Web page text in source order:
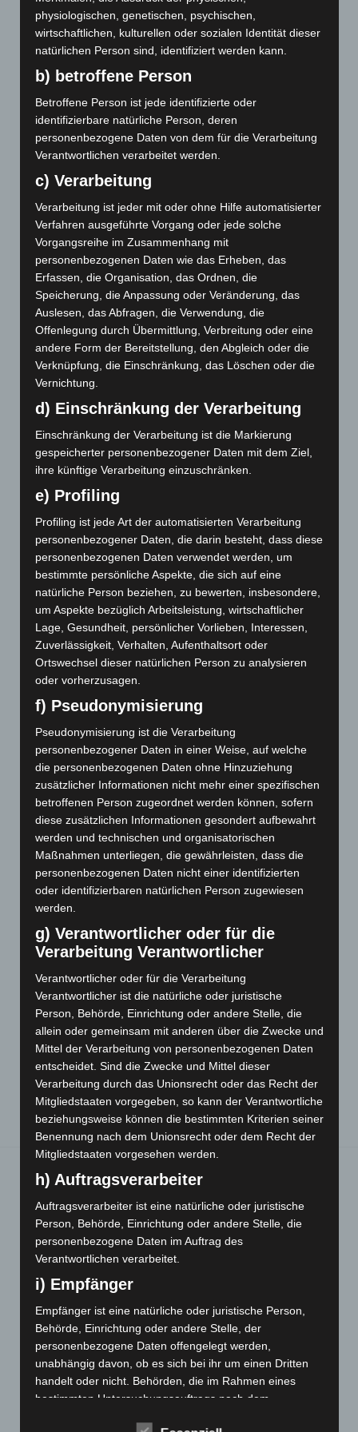
August 2019
Juli 2019
Juni 2019
Mai 2019
Februar 2019
Januar 2019
Oktober 2018
Juli 2018
Juni 2018
Mai 2018
April 2018
Februar 2018
Dezember 2017
November 2017
Abwehrmechanismen Achtsamkeit
Berührung
Bindungstheorie Embodiment Empathie Entwicklung
Entwicklungspsychologie Epigenetik
Gehirn Genetik Klima Klimakrise Kommunikation
Kriegsenkel
Kriegsenkelgruppe
Körperorientierte Psychotherapie
Körperpsychotherapie Leiblichkeit Meditation
Mentalisierung Mitgefühl
Neuroplastizität Phänomenologie
Psychoanalyse Psychosomatik
Psychotherapie
Psychotherapieforschung Resonanz Selbst
Spiritualität Sprache Synchronie
Systemische Therapie Therapie Training Trauma
Traumafolgestörung Umwelt Verkörperung
Soma Festival 2025
Die Psychosomatik erkundet das Selbst III
Die Psychosomatik erkundet das Selbst II
Die Psychosomatik erkundet das Selbst
Die Psychoanalyse erkundet Leiblichkeit
Sie finden mich hier:
Bernd Laserstein, Heilpraktiker, "The
European Certificate of Psychotherapy",
Schwarzwaldstraße 99, 79117 Freiburg,
Telefon: 0761-2172229 (AB)
physiologischen, genetischen, psychischen,
wirtschaftlichen, kulturellen oder sozialen Identität dieser
natürlichen Person sind, identifiziert werden kann.
b) betroffene Person
Betroffene Person ist jede identifizierte oder
identifizierbare natürliche Person, deren
personenbezogene Daten von dem für die Verarbeitung
Verantwortlichen verarbeitet werden.
c) Verarbeitung
Verarbeitung ist jeder mit oder ohne Hilfe automatisierter
Verfahren ausgeführte Vorgang oder jede solche
Vorgangsreihe im Zusammenhang mit
personenbezogenen Daten wie das Erheben, das
Erfassen, die Organisation, das Ordnen, die
Speicherung, die Anpassung oder Veränderung, das
Auslesen, das Abfragen, die Verwendung, die
Offenlegung durch Übermittlung, Verbreitung oder eine
andere Form der Bereitstellung, den Abgleich oder die
Verknüpfung, die Einschränkung, das Löschen oder die
Vernichtung.
d) Einschränkung der Verarbeitung
Einschränkung der Verarbeitung ist die Markierung
gespeicherter personenbezogener Daten mit dem Ziel,
ihre künftige Verarbeitung einzuschränken.
e) Profiling
Profiling ist jede Art der automatisierten Verarbeitung
personenbezogener Daten, die darin besteht, dass diese
personenbezogenen Daten verwendet werden, um
bestimmte persönliche Aspekte, die sich auf eine
natürliche Person beziehen, zu bewerten, insbesondere,
um Aspekte bezüglich Arbeitsleistung, wirtschaftlicher
Lage, Gesundheit, persönlicher Vorlieben, Interessen,
Zuverlässigkeit, Verhalten, Aufenthaltsort oder
Ortswechsel dieser natürlichen Person zu analysieren
oder vorherzusagen.
f) Pseudonymisierung
Pseudonymisierung ist die Verarbeitung
personenbezogener Daten in einer Weise, auf welche
die personenbezogenen Daten ohne Hinzuziehung
zusätzlicher Informationen nicht mehr einer spezifischen
betroffenen Person zugeordnet werden können, sofern
diese zusätzlichen Informationen gesondert aufbewahrt
werden und technischen und organisatorischen
Maßnahmen unterliegen, die gewährleisten, dass die
personenbezogenen Daten nicht einer identifizierten
oder identifizierbaren natürlichen Person zugewiesen
werden.
g) Verantwortlicher oder für die
Verarbeitung Verantwortlicher
Verantwortlicher oder für die Verarbeitung
Verantwortlicher ist die natürliche oder juristische
Person, Behörde, Einrichtung oder andere Stelle, die
allein oder gemeinsam mit anderen über die Zwecke und
Mittel der Verarbeitung von personenbezogenen Daten
entscheidet. Sind die Zwecke und Mittel dieser
Verarbeitung durch das Unionsrecht oder das Recht der
Mitgliedstaaten vorgegeben, so kann der Verantwortliche
beziehungsweise können die bestimmten Kriterien seiner
Benennung nach dem Unionsrecht oder dem Recht der
Mitgliedstaaten vorgesehen werden.
h) Auftragsverarbeiter
Auftragsverarbeiter ist eine natürliche oder juristische
Person, Behörde, Einrichtung oder andere Stelle, die
personenbezogene Daten im Auftrag des
Verantwortlichen verarbeitet.
i) Empfänger
Empfänger ist eine natürliche oder juristische Person,
Behörde, Einrichtung oder andere Stelle, der
personenbezogene Daten offengelegt werden,
unabhängig davon, ob es sich bei ihr um einen Dritten
handelt oder nicht. Behörden, die im Rahmen eines
bestimmten Untersuchungsauftrags nach dem